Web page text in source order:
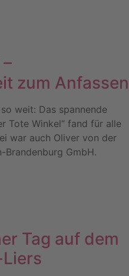
zum Anfassen
weit: Das spannende
Tote Winkel“ fand für alle
war auch Oliver von der
Brandenburg GmbH.
Tag auf dem